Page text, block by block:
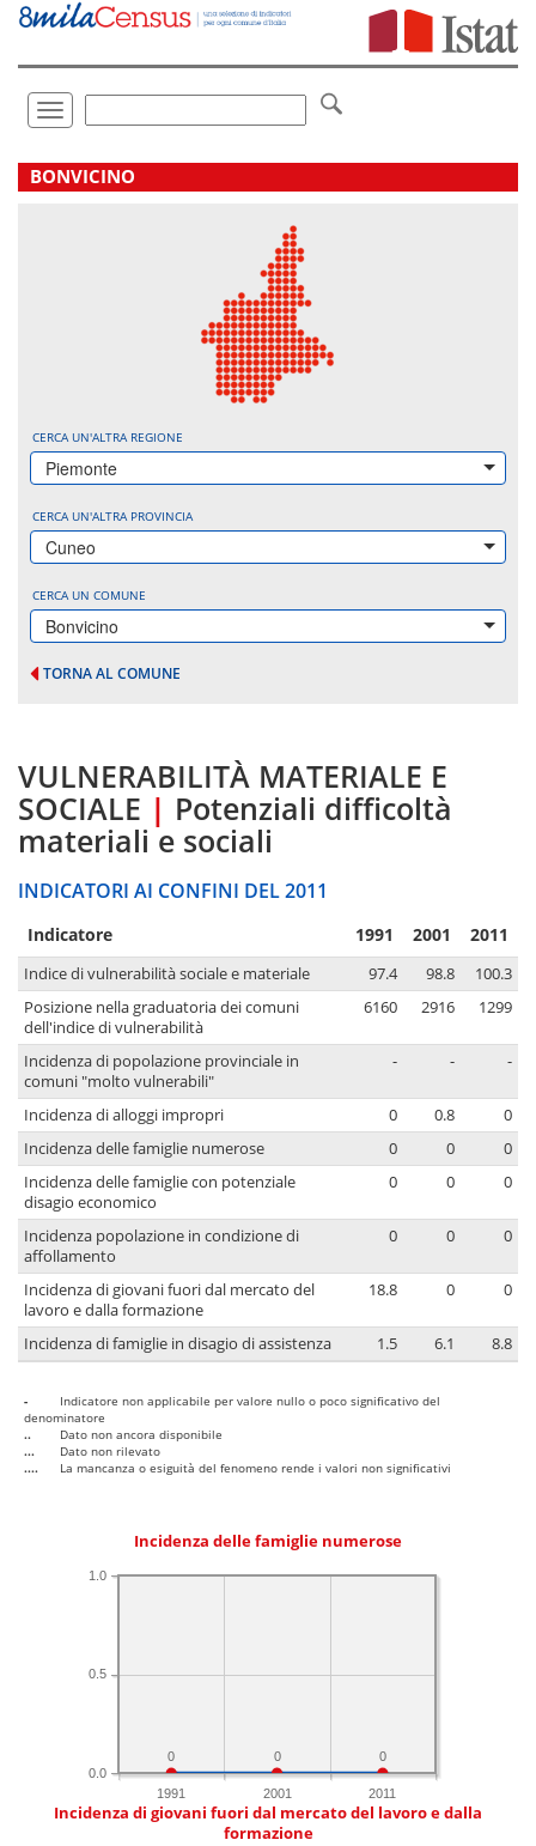
Vai
direttamente
Toggle
navigation
.
BONVICINO
CERCA UN'ALTRA REGIONE
Piemonte
CERCA UN'ALTRA PROVINCIA
Cuneo
CERCA UN COMUNE
Bonvicino
TORNA AL COMUNE
VULNERABILITÀ MATERIALE E
SOCIALE | Potenziali difficoltà
materiali e sociali
INDICATORI AI CONFINI DEL 2011
Indicatore 1991 2001 2011
Indice di vulnerabilità sociale e materiale 97.4 98.8
100.3
Posizione nella graduatoria dei comuni
dell'indice di vulnerabilità
6160 2916 1299
Incidenza di popolazione provinciale in
comuni "molto vulnerabili"
- - -
Incidenza di alloggi impropri 0 0.8
0
Incidenza delle famiglie numerose
0 0
0
Incidenza delle famiglie con potenziale
disagio economico
0 0 0
Incidenza popolazione in condizione di
affollamento
0 0 0
Incidenza di giovani fuori dal mercato del
lavoro e dalla formazione
18.8 0 0
Incidenza di famiglie in disagio di assistenza 1.5 6.1 8.8
-
Indicatore non applicabile per valore nullo o poco significativo del
denominatore
..
Dato non ancora disponibile
...
Dato non rilevato
....
La mancanza o esiguità del fenomeno rende i valori non significativi
Incidenza delle famiglie numerose
1991 2001 2011
0.0
0.5
1.0
0
0
0
Incidenza di giovani fuori dal mercato del lavoro e dalla
formazione